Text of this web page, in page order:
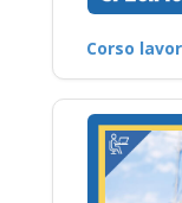
Corso